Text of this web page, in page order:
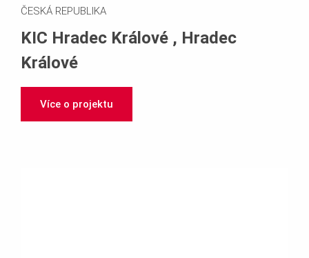
ČESKÁ REPUBLIKA
KIC Hradec Králové , Hradec
Králové
Více o projektu